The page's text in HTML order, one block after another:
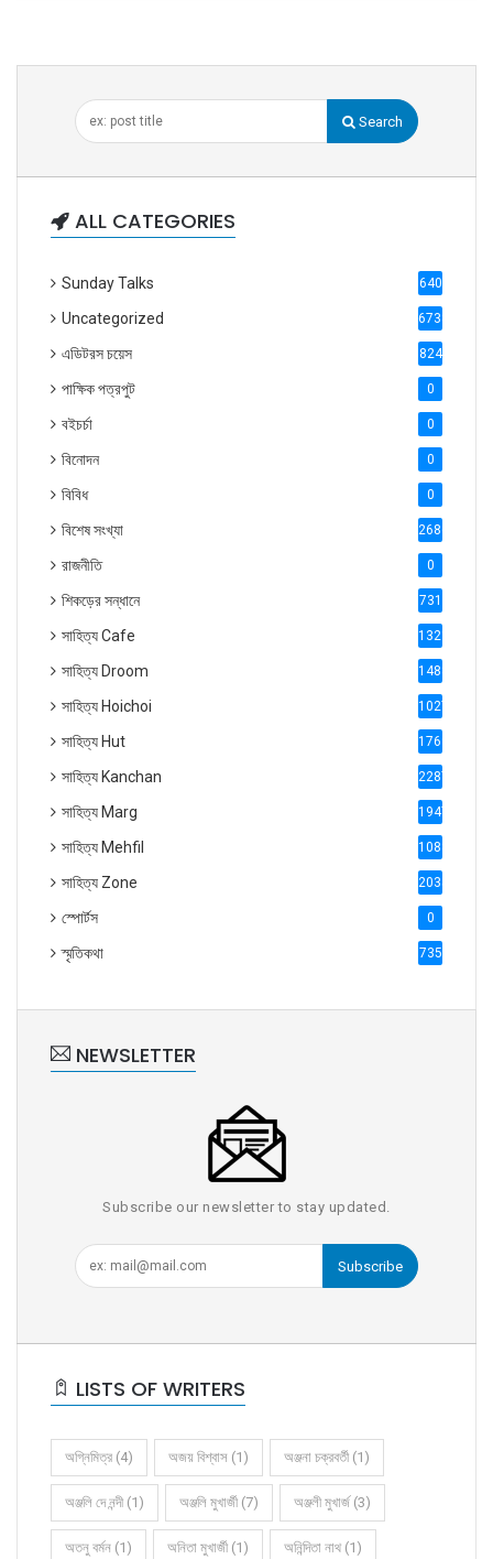
Search
ALL CATEGORIES
Sunday Talks 640
Uncategorized 6738
এডিটরস চয়েস 824
পাক্ষিক পত্রপুট 0
বইচর্চা 0
বিনোদন 0
বিবিধ 0
বিশেষ সংখ্যা 2686
রাজনীতি 0
শিকড়ের সন্ধানে 731
সাহিত্য Cafe 1321
সাহিত্য Droom 1488
সাহিত্য Hoichoi 1027
সাহিত্য Hut 1769
সাহিত্য Kanchan 2287
সাহিত্য Marg 1947
সাহিত্য Mehfil 1088
সাহিত্য Zone 2035
স্পোর্টস 0
স্মৃতিকথা 735
NEWSLETTER
Subscribe our newsletter to stay updated.
Subscribe
LISTS OF WRITERS
অগ্নিমিত্র (4) অজয় বিশ্বাস (1) অঞ্জনা চক্রবর্তী (1)
অঞ্জলি দে নন্দী (1) অঞ্জলি মুখার্জী (7) অঞ্জলী মুখার্জ (3)
অতনু বর্মন (1) অনিতা মুখার্জী (1) অনিন্দিতা নাথ (1)